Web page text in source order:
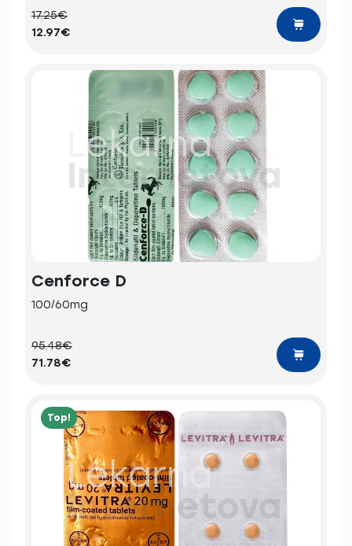
17.25€
12.97€
Cenforce D
100/60mg
95.48€
71.78€
Top!